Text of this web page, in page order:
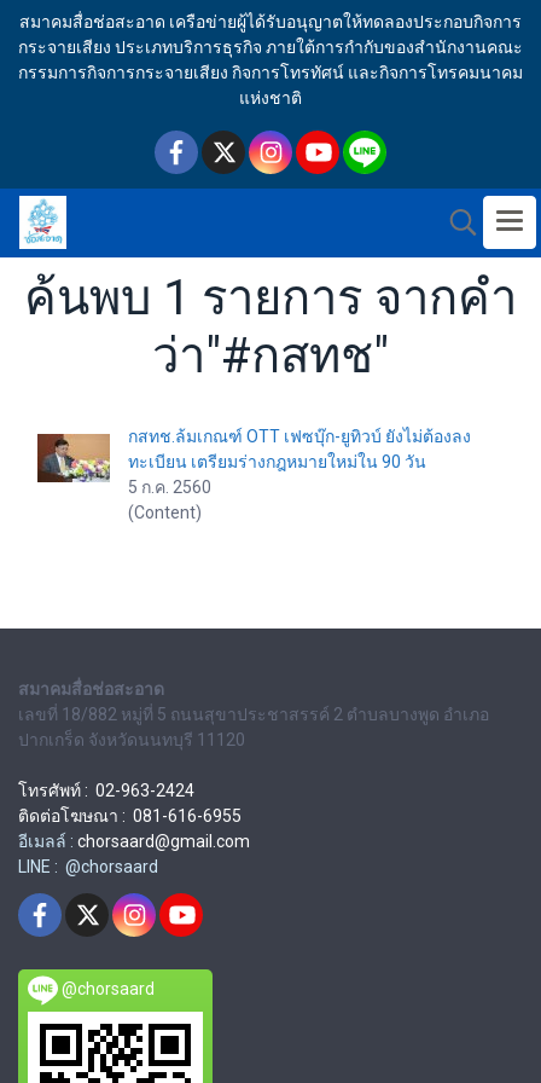
สมาคมสื่อช่อสะอาด เครือข่ายผู้ได้รับอนุญาตให้ทดลองประกอบกิจการ
กระจายเสียง ประเภทบริการธุรกิจ ภายใต้การกำกับของสำนักงานคณะ
กรรมการกิจการกระจายเสียง กิจการโทรทัศน์ และกิจการโทรคมนาคม
แห่งชาติ
ค้นพบ 1 รายการ จากคำ
ว่า"#กสทช"
กสทช.ล้มเกณฑ์ OTT เฟซบุ๊ก-ยูทิวบ์ ยังไม่ต้องลง
ทะเบียน เตรียมร่างกฎหมายใหม่ใน 90 วัน
5 ก.ค. 2560
(Content)
สมาคมสื่อช่อสะอาด
เลขที่ 18/882 หมู่ที่ 5 ถนนสุขาประชาสรรค์ 2 ตำบลบางพูด อำเภอ
ปากเกร็ด จังหวัดนนทบุรี 11120
โทรศัพท์ : 02-963-2424
ติดต่อโฆษณา : 081-616-6955
อีเมลล์ : chorsaard@gmail.com
LINE : @chorsaard
@chorsaard